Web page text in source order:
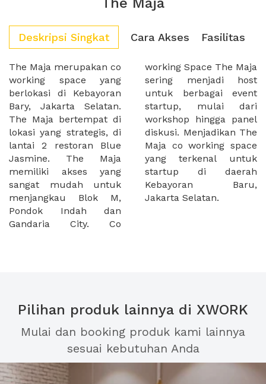
Deskripsi Singkat Cara Akses Fasilitas
The Maja merupakan co
working space yang
berlokasi di Kebayoran
Bary, Jakarta Selatan.
The Maja bertempat di
lokasi yang strategis, di
lantai 2 restoran Blue
Jasmine. The Maja
memiliki akses yang
sangat mudah untuk
menjangkau Blok M,
Pondok Indah dan
Gandaria City. Co
working Space The Maja
sering menjadi host
untuk berbagai event
startup, mulai dari
workshop hingga panel
diskusi. Menjadikan The
Maja co working space
yang terkenal untuk
startup di daerah
Kebayoran Baru,
Jakarta Selatan.
Pilihan produk lainnya di XWORK
Mulai dan booking produk kami lainnya
sesuai kebutuhan Anda